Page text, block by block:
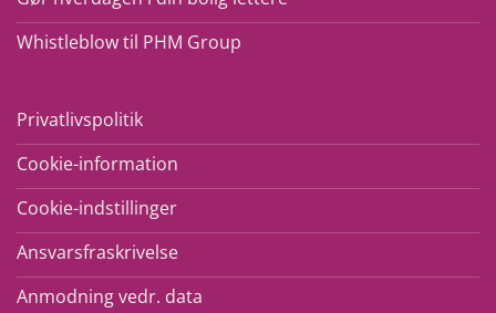
Whistleblow til PHM Group
Privatlivspolitik
Cookie-information
Cookie-indstillinger
Ansvarsfraskrivelse
Anmodning vedr. data